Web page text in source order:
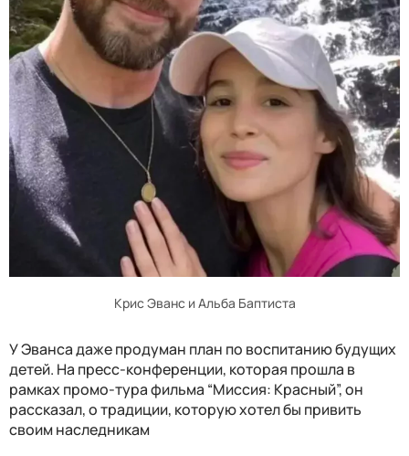
Крис Эванс и Альба Баптиста
У Эванса даже продуман план по воспитанию будущих
детей. На пресс-конференции, которая прошла в
рамках промо-тура фильма “Миссия: Красный”, он
рассказал, о традиции, которую хотел бы привить
своим наследникам